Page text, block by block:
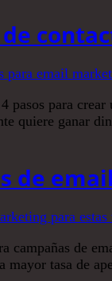
pasos para
quiere ganar
de
campañas de
mayor tasa de